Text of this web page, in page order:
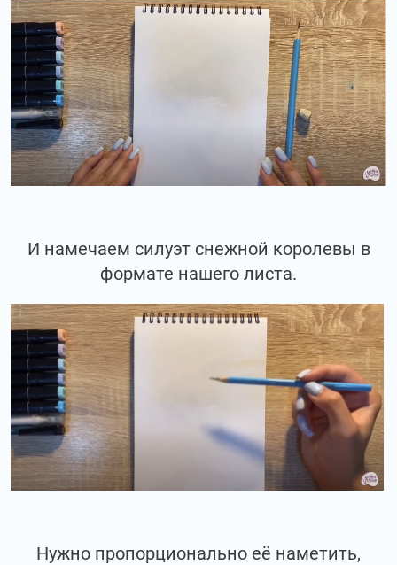
И намечаем силуэт снежной королевы в
формате нашего листа.
Нужно пропорционально её наметить,